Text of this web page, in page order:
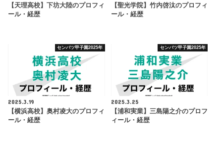
【天理高校】下坊大陸のプロフィ
ール・経歴
【聖光学院】竹内啓汰のプロフィ
ール・経歴
センバツ甲子園2025年
2025.3.19
【横浜高校】奥村凌大のプロフィ
ール・経歴
センバツ甲子園2025年
2025.3.25
【浦和実業】三島陽之介のプロフ
ィール・経歴